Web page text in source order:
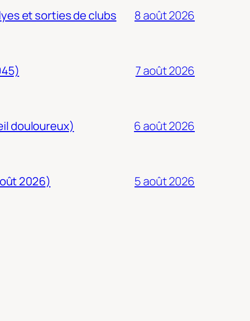
et sorties de clubs 8 août 2026
7 août 2026
douloureux) 6 août 2026
2026) 5 août 2026